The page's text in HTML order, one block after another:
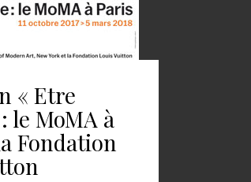
« Etre
le MoMA à
Fondation